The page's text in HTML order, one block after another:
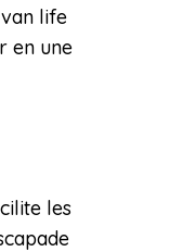
life
en une
les